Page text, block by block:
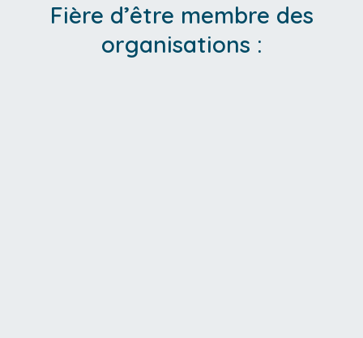
Fière d’être membre des
organisations :